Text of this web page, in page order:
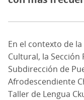
En el contexto de
Cultural, la Sección
Subdirección de
Afrodescendiente
Taller de Lengua